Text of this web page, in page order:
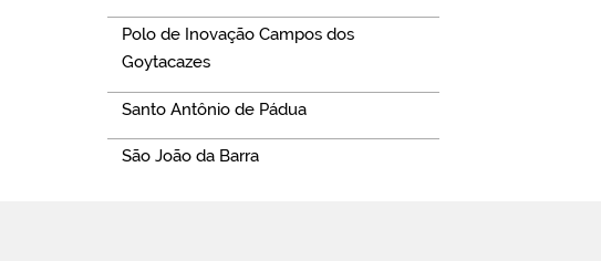
Polo de Inovação Campos dos
Goytacazes
Santo Antônio de Pádua
São João da Barra